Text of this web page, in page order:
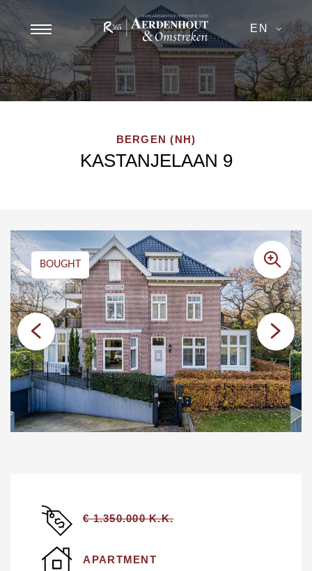
EN
BERGEN (NH)
KASTANJELAAN 9
BOUGHT
€ 1.350.000 K.K.
APARTMENT